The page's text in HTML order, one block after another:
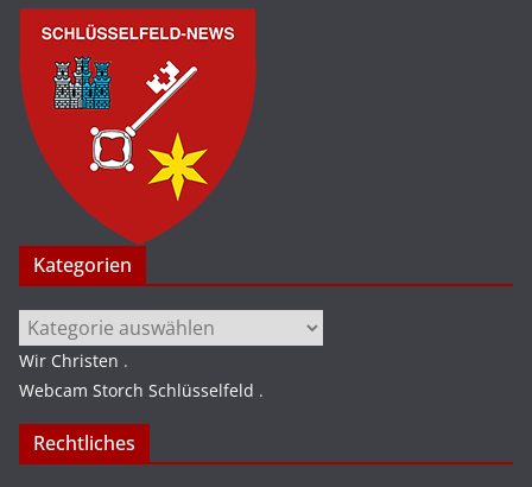
Kategorien
Kategorien
Wir Christen .
Webcam Storch Schlüsselfeld .
Rechtliches